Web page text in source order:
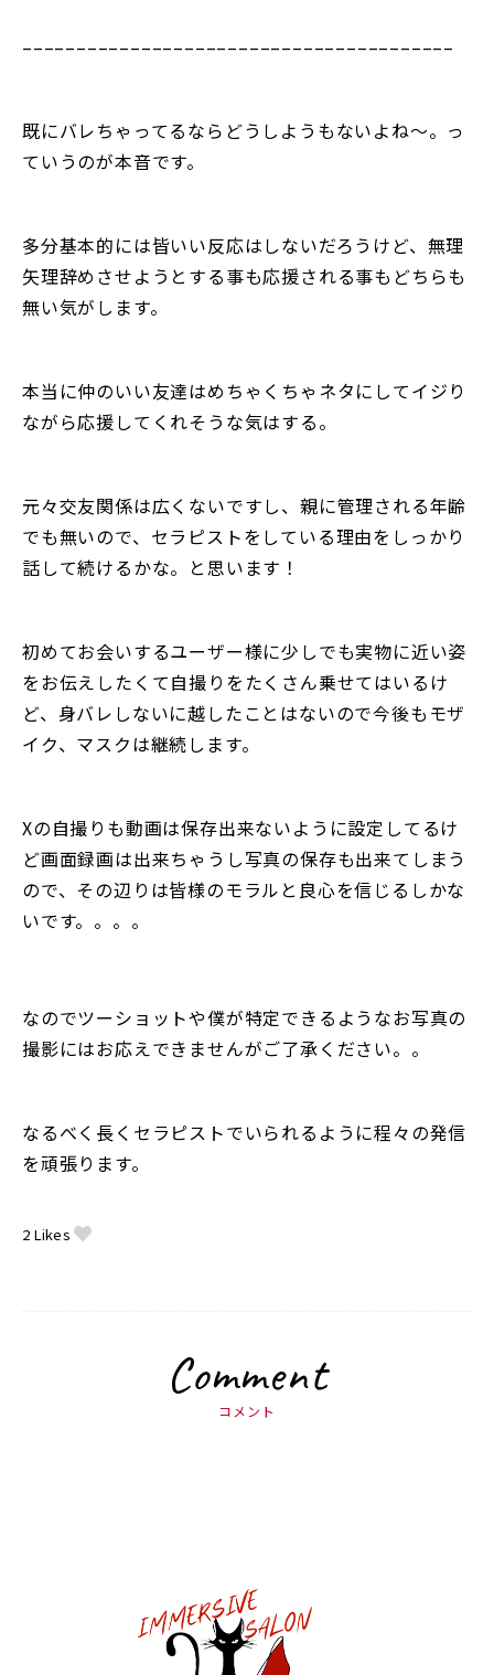
––––––––––––––––––––––––––––––––––––––––
既にバレちゃってるならどうしようもないよね〜。っ
ていうのが本音です。
多分基本的には皆いい反応はしないだろうけど、無理
矢理辞めさせようとする事も応援される事もどちらも
無い気がします。
本当に仲のいい友達はめちゃくちゃネタにしてイジり
ながら応援してくれそうな気はする。
元々交友関係は広くないですし、親に管理される年齢
でも無いので、セラピストをしている理由をしっかり
話して続けるかな。と思います！
初めてお会いするユーザー様に少しでも実物に近い姿
をお伝えしたくて自撮りをたくさん乗せてはいるけ
ど、身バレしないに越したことはないので今後もモザ
イク、マスクは継続します。
Xの自撮りも動画は保存出来ないように設定してるけ
ど画面録画は出来ちゃうし写真の保存も出来てしまう
ので、その辺りは皆様のモラルと良心を信じるしかな
いです。。。。
なのでツーショットや僕が特定できるようなお写真の
撮影にはお応えできませんがご了承ください。。
なるべく長くセラピストでいられるように程々の発信
を頑張ります。
2 Likes
Comment
コメント